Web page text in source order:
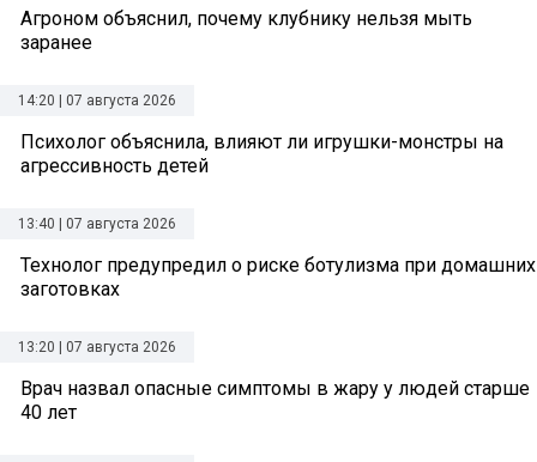
Агроном объяснил, почему клубнику нельзя мыть
заранее
14:20 | 07 августа 2026
Психолог объяснила, влияют ли игрушки-монстры на
агрессивность детей
13:40 | 07 августа 2026
Технолог предупредил о риске ботулизма при домашних
заготовках
13:20 | 07 августа 2026
Врач назвал опасные симптомы в жару у людей старше
40 лет